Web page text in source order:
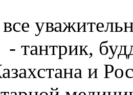
- тантрик,
и